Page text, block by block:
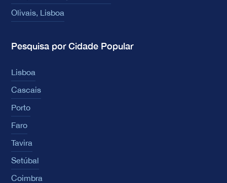
Olivais, Lisboa
Pesquisa por Cidade Popular
Lisboa
Cascais
Porto
Faro
Tavira
Setúbal
Coimbra